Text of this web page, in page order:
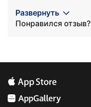
Развернуть
Понравился отзыв?